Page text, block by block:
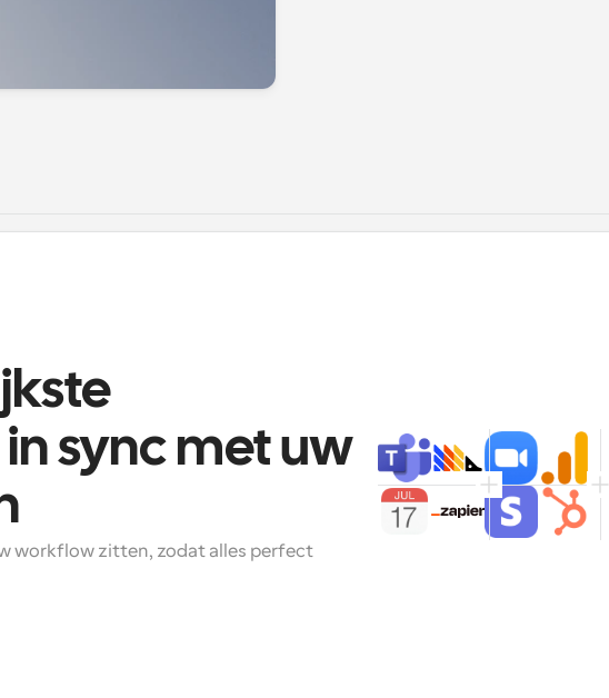
sync met uw
workflow zitten, zodat alles perfect